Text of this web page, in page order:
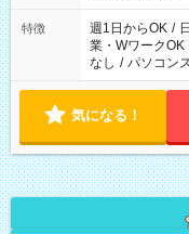
特徴 週1日からOK /
業・WワークOK
なし / パソコン
気になる！